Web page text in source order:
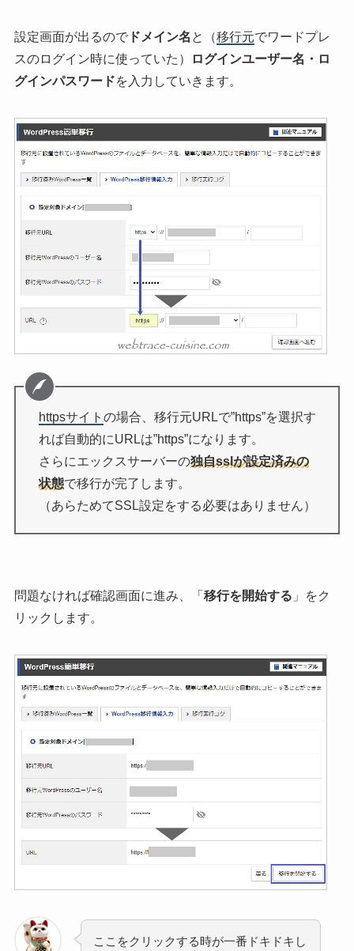
設定画面が出るのでドメイン名 と（移行元でワードプレ
スのログイン時に使っていた）
ログインユーザー名・ロ
グインパスワードを入力していきます。
httpsサイト の場合、移行元URLで”https”を選択す
れば自動的にURLは”https”になります。
さらにエックスサーバーの独自sslが設定済みの
状態で移行が完了します。
（あらためてSSL設定をする必要はありません）
問題なければ確認画面に進み、「 移行を開始する 」をク
リックします。
ここをクリックする時が一番ドキドキし